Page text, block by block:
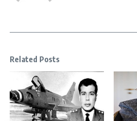
Related Posts